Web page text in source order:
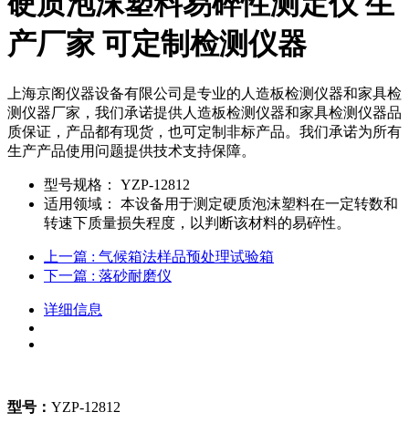
产厂家 可定制检测仪器
上海京阁仪器设备有限公司是专业的人造板检测仪器和家具检
测仪器厂家，我们承诺提供人造板检测仪器和家具检测仪器品
质保证，产品都有现货，也可定制非标产品。我们承诺为所有
生产产品使用问题提供技术支持保障。
型号规格：
YZP-12812
适用领域：
本设备用于测定硬质泡沫塑料在一定转数和
转速下质量损失程度，以判断该材料的易碎性。
上一篇 : 气候箱法样品预处理试验箱
下一篇 : 落砂耐磨仪
详细信息
型号： YZP-12812